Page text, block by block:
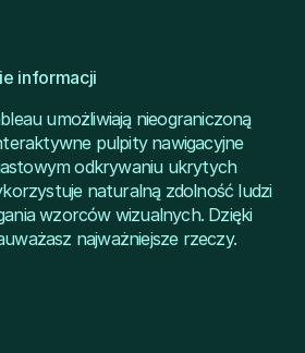
informacji
umożliwiają nieograniczoną
pulpity nawigacyjne
odkrywaniu ukrytych
naturalną zdolność ludzi
wzorców wizualnych. Dzięki
najważniejsze rzeczy.